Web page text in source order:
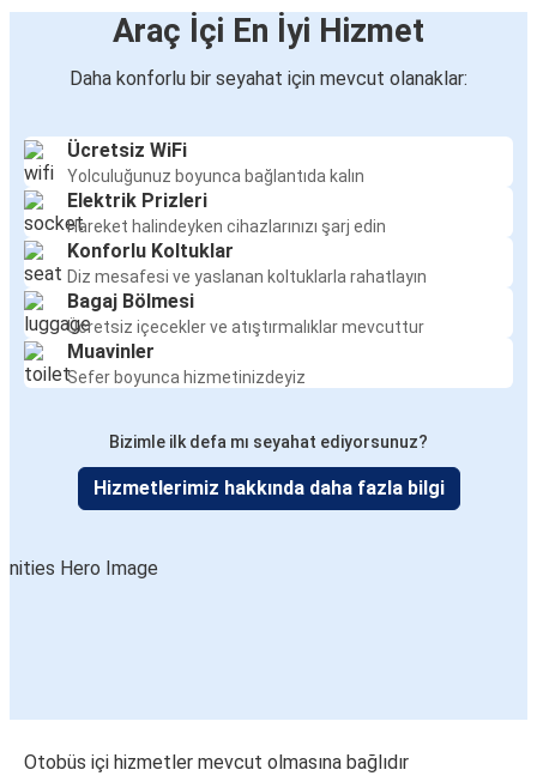
Araç İçi En İyi Hizmet
Daha konforlu bir seyahat için mevcut olanaklar:
Ücretsiz WiFi
Yolculuğunuz boyunca bağlantıda kalın
Elektrik Prizleri
Hareket halindeyken cihazlarınızı şarj edin
Konforlu Koltuklar
Diz mesafesi ve yaslanan koltuklarla rahatlayın
Bagaj Bölmesi
Ücretsiz içecekler ve atıştırmalıklar mevcuttur
Muavinler
Sefer boyunca hizmetinizdeyiz
Bizimle ilk defa mı seyahat ediyorsunuz?
Hizmetlerimiz hakkında daha fazla bilgi
Otobüs içi hizmetler mevcut olmasına bağlıdır